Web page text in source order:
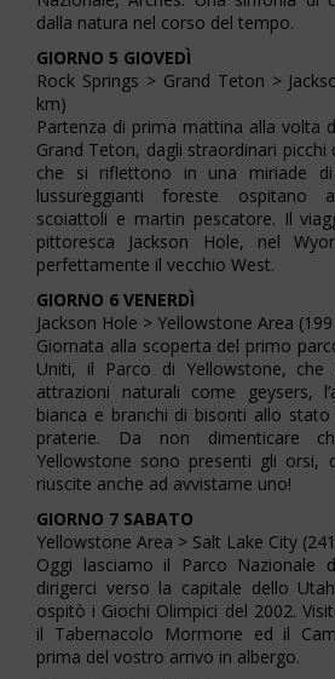
dalla natura nel corso del tempo.
GIORNO 5 GIOVEDÌ
Rock Springs > Grand Teton >
km)
Partenza di prima mattina alla volta
Grand Teton, dagli straordinari
che si riflettono in una miriade
lussureggianti foreste ospitano
scoiattoli e martin pescatore. Il
pittoresca Jackson Hole, nel
perfettamente il vecchio West.
GIORNO 6 VENERDÌ
Jackson Hole > Yellowstone Area
Giornata alla scoperta del primo
Uniti, il Parco di Yellowstone,
attrazioni naturali come geysers,
bianca e branchi di bisonti allo
praterie. Da non dimenticare
Yellowstone sono presenti gli orsi,
riuscite anche ad avvistarne uno!
GIORNO 7 SABATO
Yellowstone Area > Salt Lake City
Oggi lasciamo il Parco Nazionale
dirigerci verso la capitale dello
ospitò i Giochi Olimpici del 2002.
il Tabernacolo Mormone ed il
prima del vostro arrivo in albergo.